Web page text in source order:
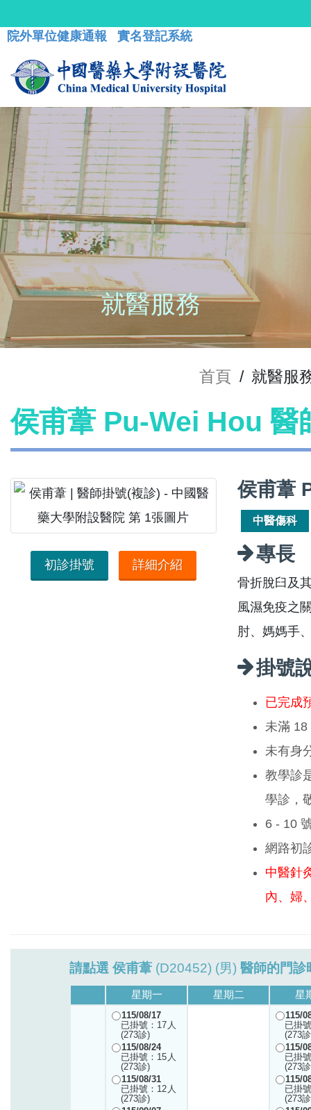
院外單位健康通報 實名登記系統
就醫服務
首頁 / 就醫服
侯甫葦 Pu-Wei Hou 醫
初診掛號 詳細介紹
侯甫葦
中醫傷科
專長
骨折脫臼及
風濕免疫之
肘、媽媽手
掛號
已完成
未滿 18
未有身
教學診
學診，
6 - 10
網路初
中醫針
內、婦